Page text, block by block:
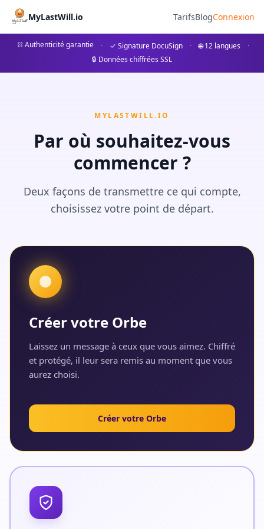
MyLastWill.io TarifsBlogConnexion
⛓ Authenticité garantie · ✓ Signature DocuSign · 🌐 12 langues
·
🔒 Données chiffrées SSL
MYLASTWILL.IO
Par où souhaitez-vous
commencer ?
Deux façons de transmettre ce qui compte,
choisissez votre point de départ.
Créer votre Orbe
Laissez un message à ceux que vous aimez. Chiffré
et protégé, il leur sera remis au moment que vous
aurez choisi.
Créer votre Orbe
Erbauseinandersetzung
Alles über den Ablauf einer Erbauseinandersetzung